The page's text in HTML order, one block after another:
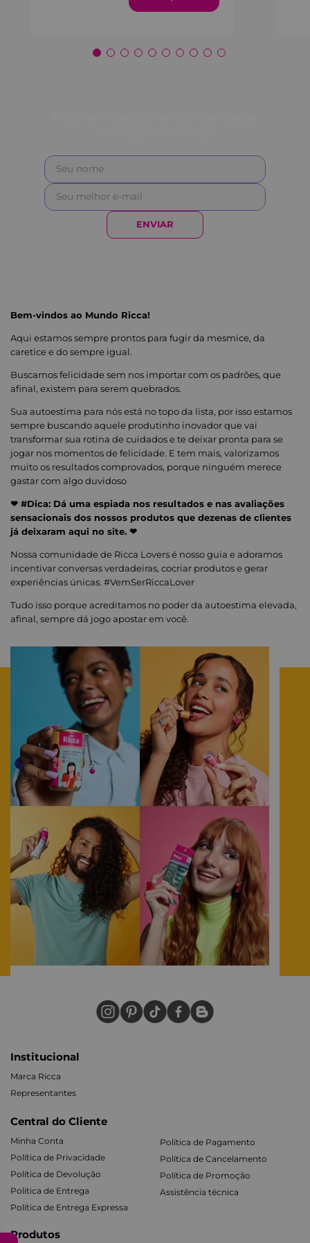
ENVIAR
Bem-vindos ao Mundo Ricca!
Aqui estamos sempre prontos para fugir da mesmice, da
caretice e do sempre igual.
Buscamos felicidade sem nos importar com os padrões, que
afinal, existem para serem quebrados.
Sua autoestima para nós está no topo da lista, por isso estamos
sempre buscando aquele produtinho inovador que vai
transformar sua rotina de cuidados e te deixar pronta para se
jogar nos momentos de felicidade. E tem mais, valorizamos
muito os resultados comprovados, porque ninguém merece
gastar com algo duvidoso
❤ #Dica: Dá uma espiada nos resultados e nas avaliações
sensacionais dos nossos produtos que dezenas de clientes
já deixaram aqui no site. ❤
Nossa comunidade de Ricca Lovers é nosso guia e adoramos
incentivar conversas verdadeiras, cocriar produtos e gerar
experiências únicas. #VemSerRiccaLover
Tudo isso porque acreditamos no poder da autoestima elevada,
afinal, sempre dá jogo apostar em você.
Institucional
Marca Ricca
Representantes
Central do Cliente
Minha Conta
Política de Privacidade
Política de Devolução
Politica de Entrega
Política de Entrega Expressa
Política de Pagamento
Política de Cancelamento
Política de Promoção
Assistência técnica
Produtos